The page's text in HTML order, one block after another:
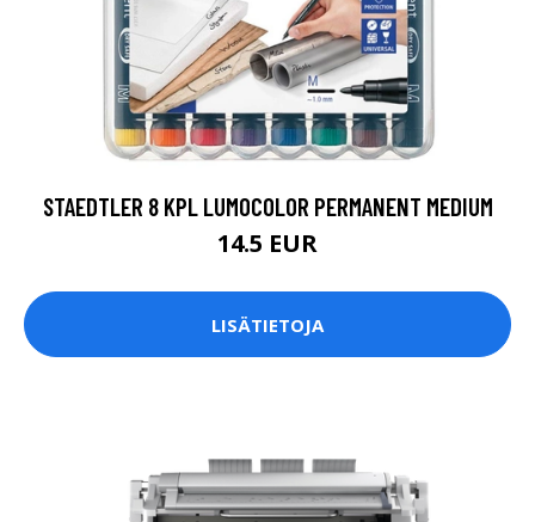
STAEDTLER 8 KPL LUMOCOLOR PERMANENT MEDIUM
14.5 EUR
LISÄTIETOJA